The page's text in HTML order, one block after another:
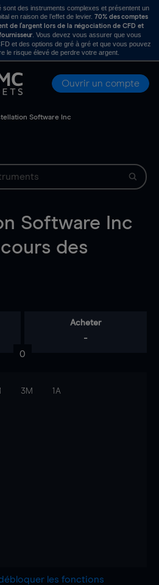
sont des instruments complexes et présentent un
en raison de l’effet de levier. 70% des comptes
de l’argent lors de la négociation de CFD et
. Vous devez vous assurer que vous
et des options de gré à gré et que vous pouvez
le risque élevé de perdre votre argent.
Ouvrir un compte
Software Inc
Software Inc
cours des
Acheter
-
0
3M 1A
les fonctions